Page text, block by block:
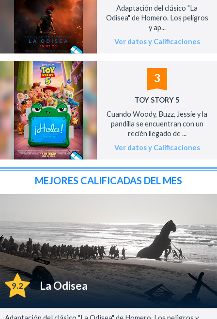
Adaptación del clásico "La
Odisea" de Homero. Los peligros
y ap...
Ver datos y Calificaciones
3
TOY STORY 5
Cuando Woody, Buzz, Jessie y la
pandilla se encuentran con un
recién llegado de ...
Ver datos y Calificaciones
MEJORES CALIFICADAS DEL MES
9.2 La Odisea